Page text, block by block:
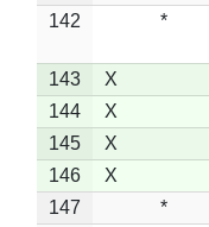
142
*
143
X
144
X
145
X
146
X
147
*